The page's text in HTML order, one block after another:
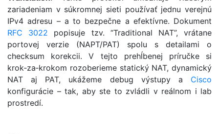
zariadeniam v súkromnej sieti používať jednu verejnú
IPv4 adresu – a to bezpečne a efektívne. Dokument
RFC 3022 popisuje tzv. “Traditional NAT”, vrátane
portovej verzie (NAPT/PAT) spolu s detailami o
checksum korekcii. V tejto prehĺbenej príručke si
krok‑za‑krokom rozoberieme statický NAT, dynamický
NAT aj PAT, ukážeme debug výstupy a Cisco
konfigurácie – tak, aby ste to zvládli v reálnom i lab
prostredí.